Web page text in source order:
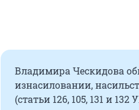
Владимира Ческидова
изнасиловании,
(статьи 126, 105, 131 и 132